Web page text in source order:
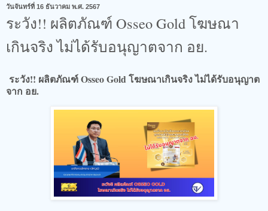
วันจันทร์ที่ 16 ธันวาคม พ.ศ. 2567
ระวัง!! ผลิตภัณฑ์ Osseo Gold โฆษณา
เกินจริง ไม่ได้รับอนุญาตจาก อย.
ระวัง!! ผลิตภัณฑ์ Osseo Gold โฆษณาเกินจริง ไม่ได้รับอนุญาต
จาก อย.